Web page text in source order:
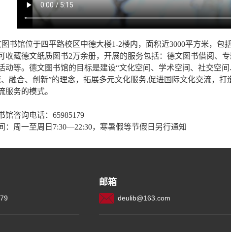
书馆位于四平路校区中德大楼1-2楼内，面积近3000平方米，包
收藏德文纸质图书2万余册，开展的服务包括：德文图书借阅、
动等。德文图书馆的目标是建设“文化空间、学术空间、社交空
、融合、创新”的理念，拓展多元文化服务,促进国际文化交流，
服务的模式。
馆咨询电话：65985179
：周一至周日7:30—22:30，寒暑假等节假日另行通知
邮箱
deulib@163.com